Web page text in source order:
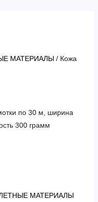
МАТЕРИАЛЫ/ Кожа
по 30 м, ширина
300 грамм
МАТЕРИАЛЫ